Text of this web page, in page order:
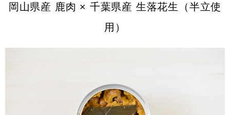
岡山県産 鹿肉 × 千葉県産 生落花生（半立使
用）